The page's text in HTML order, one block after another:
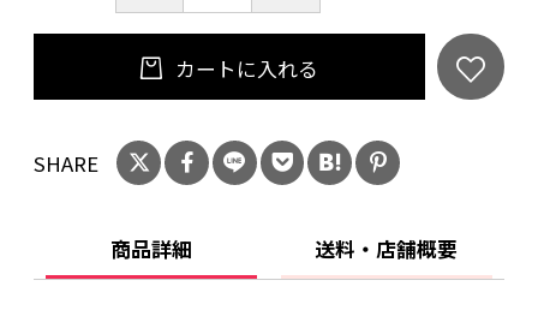
の魅力と可能性が詰まった一本となっています。
20歳未満の飲酒は法律で禁止されています。当
りません。
わせ欄」に、生年月日を必ず入力してくださ
い。
カートに入れる
SHARE
商品詳細 送料・店舗概要